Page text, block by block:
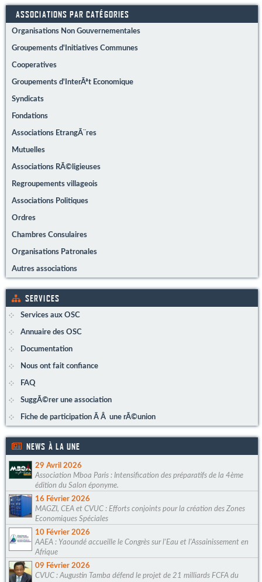
ASSOCIATIONS PAR CATÉGORIES
Organisations Non Gouvernementales
Groupements d'Initiatives Communes
Cooperatives
Groupements d'InterÃªt Economique
Syndicats
Fondations
Associations EtrangÃ¨res
Mutuelles
Associations RÃ©ligieuses
Regroupements villageois
Associations Politiques
Ordres
Chambres Consulaires
Organisations Patronales
Autres associations
SERVICES
Services aux OSC
Annuaire des OSC
Documentation
Nous ont fait confiance
FAQ
SuggÃ©rer une association
Fiche de participation Ã Â une rÃ©union
NEWS À LA UNE
29 Avril 2026
Association Mboa Paris : Intensification des préparatifs de la 4ème
édition du Salon éponyme.
16 Février 2026
MAGZI, CEA et CVUC : Efforts conjoints pour la création des Zones
Economiques Spéciales
10 Février 2026
AAEA : Yaoundé accueille le Congrès sur l'Eau et l'Assainissement en
Afrique
09 Février 2026
CVUC : Augustin Tamba défend le projet de 21 milliards FCFA du